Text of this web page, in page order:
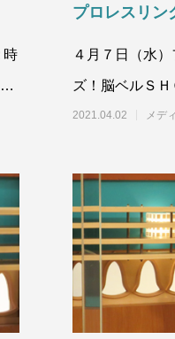
時
プロレスリン
４月７日（水
ズ！脳ベルＳ
グ」地上波再放
2021.04.02 メデ